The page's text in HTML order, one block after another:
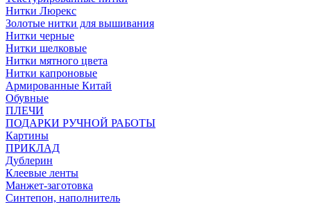
Нитки Люрекс
Золотые нитки для вышивания
Нитки черные
Нитки шелковые
Нитки мятного цвета
Нитки капроновые
Армированные Китай
Обувные
ПЛЕЧИ
ПОДАРКИ РУЧНОЙ РАБОТЫ
Картины
ПРИКЛАД
Дублерин
Клеевые ленты
Манжет-заготовка
Синтепон, наполнитель